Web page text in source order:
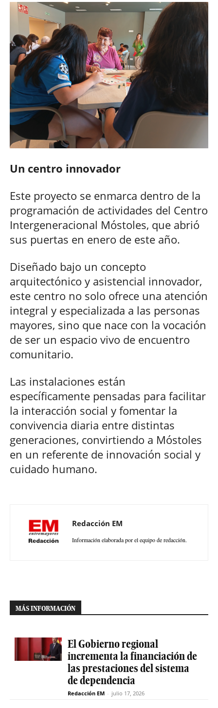
Un centro innovador
Este proyecto se enmarca dentro de la
programación de actividades del Centro
Intergeneracional Móstoles, que abrió
sus puertas en enero de este año.
Diseñado bajo un concepto
arquitectónico y asistencial innovador,
este centro no solo ofrece una atención
integral y especializada a las personas
mayores, sino que nace con la vocación
de ser un espacio vivo de encuentro
comunitario.
Las instalaciones están
específicamente pensadas para facilitar
la interacción social y fomentar la
convivencia diaria entre distintas
generaciones, convirtiendo a Móstoles
en un referente de innovación social y
cuidado humano.
Redacción EM
Información elaborada por el equipo de redacción.
MÁS INFORMACIÓN
El Gobierno regional
incrementa la financiación de
las prestaciones del sistema
de dependencia
Redacción EM - julio 17, 2026